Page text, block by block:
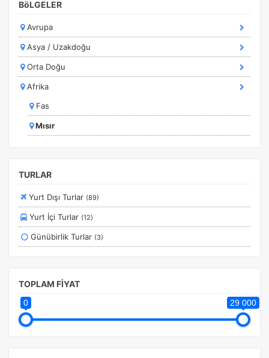
Kültür Turları
Marmara Bölgesi
Marmaris Turları
Orta Avrupa Turları
Ramazan Bayramı Turları
Rusya Turları
Sömestir Turları
Turlar
BöLGELER
Avrupa
Asya / Uzakdoğu
Orta Doğu
Afrika
Fas
Mısır
TURLAR
Yurt Dışı Turlar (89)
Yurt İçi Turlar (12)
Günübirlik Turlar (3)
TOPLAM FİYAT
0 29 000